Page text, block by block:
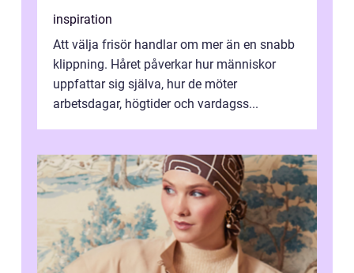
inspiration
Att välja frisör handlar om mer än en snabb
klippning. Håret påverkar hur människor
uppfattar sig själva, hur de möter
arbetsdagar, högtider och vardagss...